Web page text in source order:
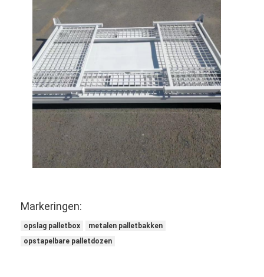
Het Platform van de staalstructuur
HDPE plastic pallet
stalen pallets
pallets van aluminium
de doos van de metaalpallet
Draadnetkooien
Markeringen:
opslag palletbox
metalen palletbakken
opstapelbare palletdozen